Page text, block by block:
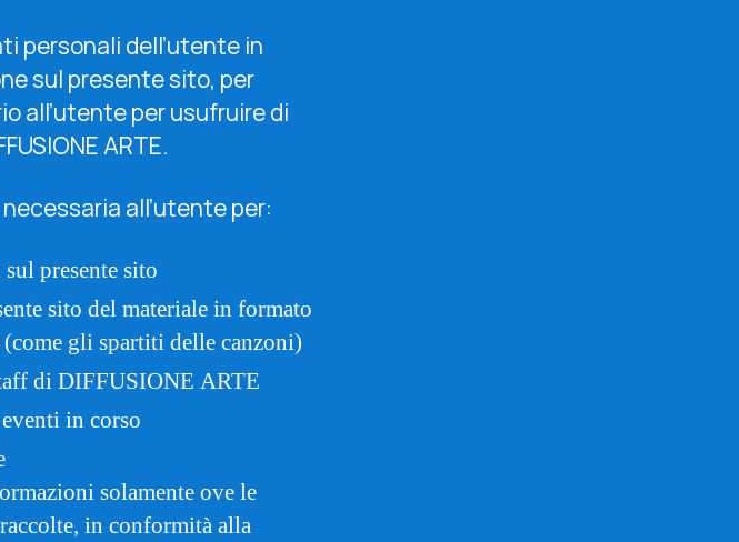
personali dell’utente in
sul presente sito, per
all’utente per usufruire di
ARTE.
all’utente per:
presente sito
sito del materiale in formato
gli spartiti delle canzoni)
di DIFFUSIONE ARTE
in corso
solamente ove le
in conformità alla